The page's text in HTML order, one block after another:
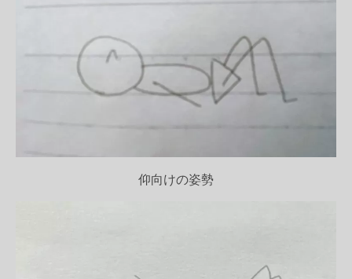
仰向けの姿勢